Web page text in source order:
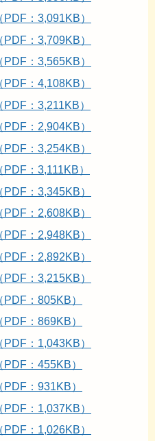
：3,091KB）
：3,709KB）
：3,565KB）
：4,108KB）
：3,211KB）
：2,904KB）
：3,254KB）
：3,111KB）
：3,345KB）
：2,608KB）
：2,948KB）
：2,892KB）
：3,215KB）
：805KB）
：869KB）
：1,043KB）
：455KB）
：931KB）
：1,037KB）
：1,026KB）